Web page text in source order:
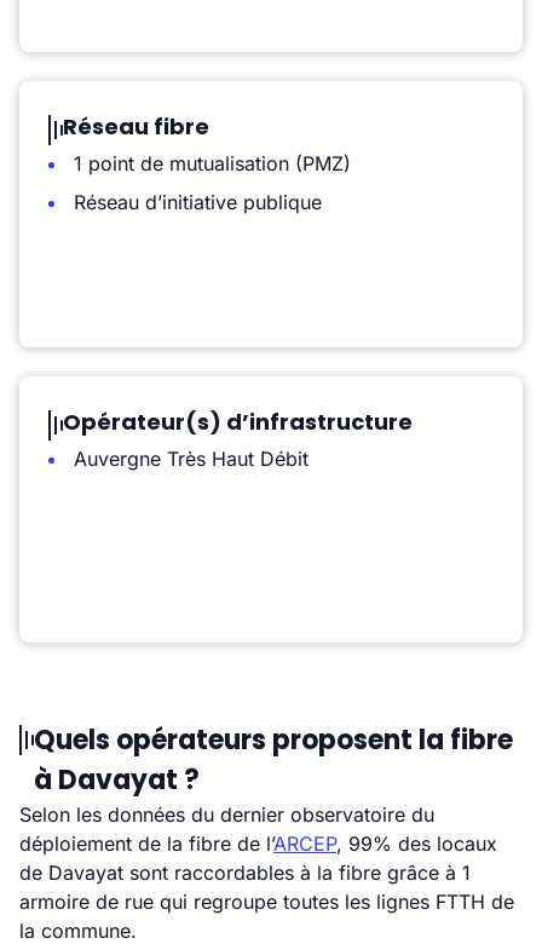
Réseau fibre
1 point de mutualisation (PMZ)
Réseau d’initiative publique
Opérateur(s) d’infrastructure
Auvergne Très Haut Débit
Quels opérateurs proposent la fibre
à Davayat ?
Selon les données du dernier observatoire du
déploiement de la fibre de l’ARCEP, 99% des locaux
de Davayat sont raccordables à la fibre grâce à 1
armoire de rue qui regroupe toutes les lignes FTTH de
la commune.